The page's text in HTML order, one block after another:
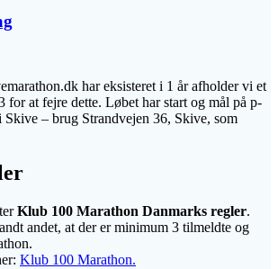
har eksisteret i 1 år afholder vi et
for at fejre dette. Løbet har start og mål på p-
Skive – brug Strandvejen 36, Skive, som
Klub 100 Marathon Danmarks regler.
andet, at der er minimum 3 tilmeldte og
Klub 100 Marathon.